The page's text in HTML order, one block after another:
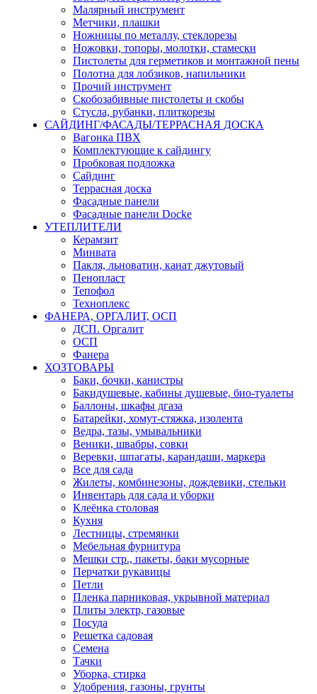
Малярный инструмент
Метчики, плашки
Ножницы по металлу, стеклорезы
Ножовки, топоры, молотки, стамески
Пистолеты для герметиков и монтажной пены
Полотна для лобзиков, напильники
Прочий инструмент
Скобозабивные пистолеты и скобы
Стусла, рубанки, плиткорезы
САЙДИНГ/ФАСАДЫ/ТЕРРАСНАЯ ДОСКА
Вагонка ПВХ
Комплектующие к сайдингу
Пробковая подложка
Сайдинг
Террасная доска
Фасадные панели
Фасадные панели Docke
УТЕПЛИТЕЛИ
Керамзит
Минвата
Пакля, льноватин, канат джутовый
Пенопласт
Тепофол
Техноплекс
ФАНЕРА, ОРГАЛИТ, ОСП
ДСП. Оргалит
ОСП
Фанера
ХОЗТОВАРЫ
Баки, бочки, канистры
Бакидушевые, кабины душевые, био-туалеты
Баллоны, шкафы дгаза
Батарейки, хомут-стяжка, изолента
Ведра, тазы, умывальники
Веники, швабры, совки
Веревки, шпагаты, карандаши, маркера
Все для сада
Жилеты, комбинезоны, дождевики, стельки
Инвентарь для сада и уборки
Клеёнка столовая
Кухня
Лестницы, стремянки
Мебельная фурнитура
Мешки стр., пакеты, баки мусорные
Перчатки рукавицы
Петли
Пленка парниковая, укрывной материал
Плиты электр, газовые
Посуда
Решетка садовая
Семена
Тачки
Уборка, стирка
Удобрения, газоны, грунты